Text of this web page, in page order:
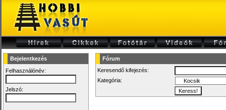
Bejelentkezés
Felhasználónév:
Jelszó:
Fórum
Keresendő kifejezés:
Kategória: